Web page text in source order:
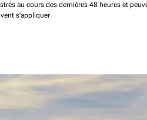
au cours des dernières 48 heures et
s'appliquer